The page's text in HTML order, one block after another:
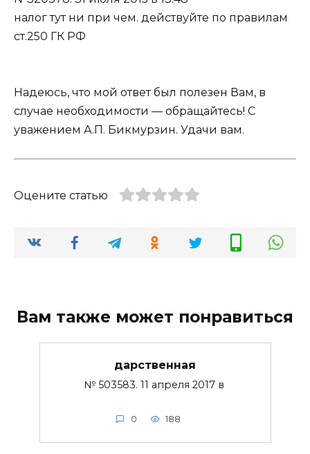
налог тут ни при чем. действуйте по правилам
ст.250 ГК РФ
Надеюсь, что мой ответ был полезен Вам, в
случае необходимости — обращайтесь! С
уважением А.П. Бикмурзин. Удачи вам.
Оцените статью
Вам также может понравиться
дарственная
№ 503583. 11 апреля 2017 в
0 188